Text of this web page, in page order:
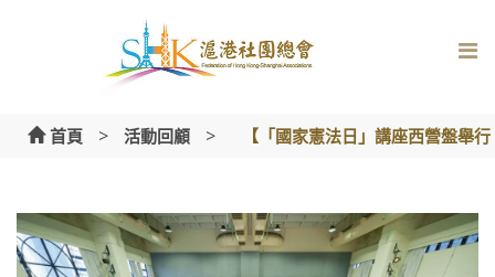
首頁 > 活動回顧 > 【「國家憲法日」講座西營盤舉